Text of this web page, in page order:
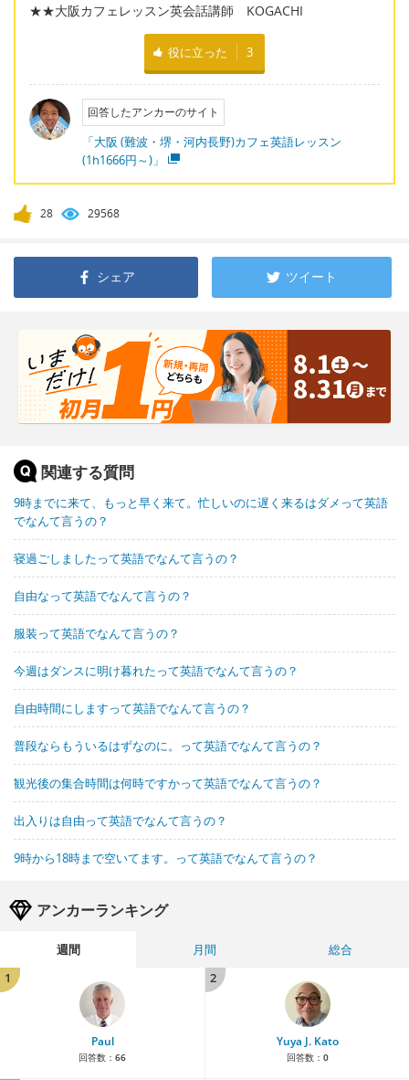
★★大阪カフェレッスン英会話講師 KOGACHI
役に立った 3
回答したアンカーのサイト
「大阪 (難波・堺・河内長野)カフェ英語レッスン
(1h1666円～)」
28 29568
シェア ツイート
関連する質問
9時までに来て、もっと早く来て。忙しいのに遅く来るはダメって英語
でなんて言うの？
寝過ごしましたって英語でなんて言うの？
自由なって英語でなんて言うの？
服装って英語でなんて言うの？
今週はダンスに明け暮れたって英語でなんて言うの？
自由時間にしますって英語でなんて言うの？
普段ならもういるはずなのに。って英語でなんて言うの？
観光後の集合時間は何時ですかって英語でなんて言うの？
出入りは自由って英語でなんて言うの？
9時から18時まで空いてます。って英語でなんて言うの？
アンカーランキング
週間 月間
総合
1
Paul
回答数： 66
2
Yuya J. Kato
回答数： 0